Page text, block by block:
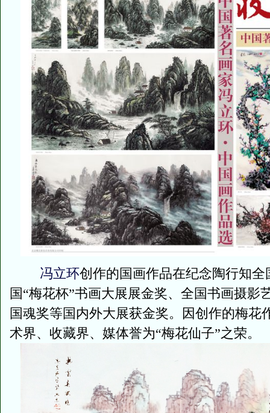
冯立环创作的国画作品在纪念陶行知
国“梅花杯”书画大展展金奖、全国书画摄影
国魂奖等国内外大展获金奖。因创作的梅花
术界、收藏界、媒体誉为“梅花仙子”之荣。